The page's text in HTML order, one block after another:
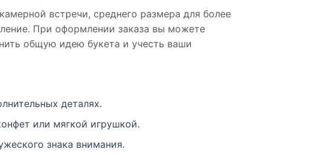
встречи, среднего размера для более
При оформлении заказа вы можете
общую идею букета и учесть ваши
деталях.
или мягкой игрушкой.
знака внимания.